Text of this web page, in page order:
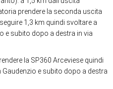
prendere la seconda uscita
1,3 km quindi svoltare a
e subito dopo a destra in via
la SP360 Arceviese quindi
e subito dopo a destra